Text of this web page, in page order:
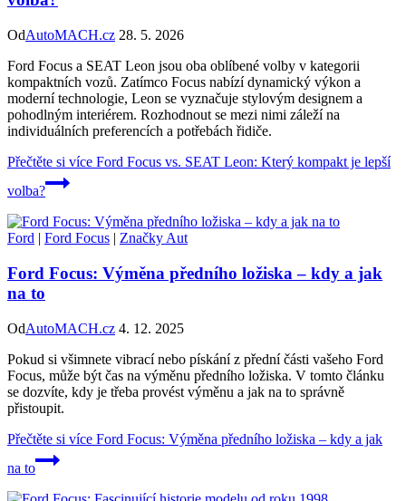
OdAutoMACH.cz 28. 5. 2026
Ford Focus a SEAT Leon jsou oba oblíbené volby v kategorii
kompaktních vozů. Zatímco Focus nabízí dynamický výkon a
moderní technologie, Leon se vyznačuje stylovým designem a
pohodlným interiérem. Rozhodnout se mezi nimi záleží na
individuálních preferencích a potřebách řidiče.
Přečtěte si více Ford Focus vs. SEAT Leon: Který kompakt je lepší
volba?
Ford | Ford Focus | Značky Aut
Ford Focus: Výměna předního ložiska – kdy a jak
na to
OdAutoMACH.cz 4. 12. 2025
Pokud si všimnete vibrací nebo pískání z přední části vašeho Ford
Focus, může být čas na výměnu předního ložiska. V tomto článku
se dozvíte, kdy je třeba provést výměnu a jak na to správně
přistoupit.
Přečtěte si více Ford Focus: Výměna předního ložiska – kdy a jak
na to